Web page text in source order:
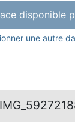
disponible
une autre